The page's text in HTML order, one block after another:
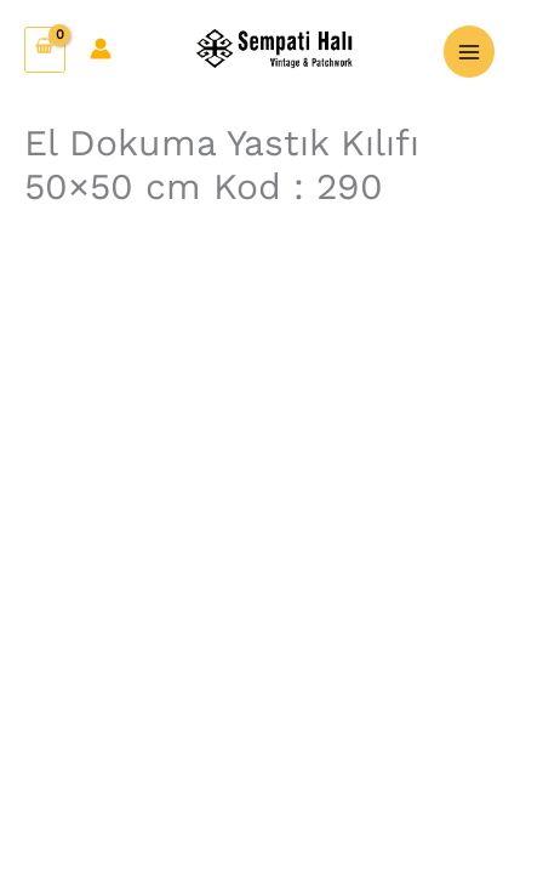
El Dokuma Yastık Kılıfı
50×50 cm Kod : 290
Dokuma
Yastık
50x50
cm